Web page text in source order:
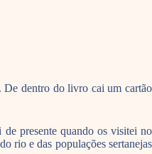
De dentro do livro cai um cartão
presente quando os visitei no
rio e das populações sertanejas